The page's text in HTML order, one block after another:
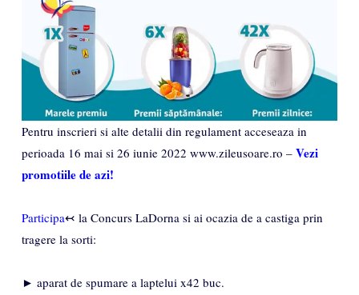
Pentru inscrieri si alte detalii din regulament acceseaza in
perioada 16 mai si 26 iunie 2022 www.zileusoare.ro – Vezi
promotiile de azi!
Participa↢ la Concurs LaDorna si ai ocazia de a castiga prin
tragere la sorti:
► aparat de spumare a laptelui x42 buc.